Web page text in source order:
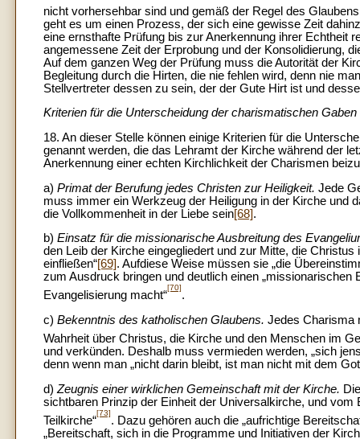
nicht vorhersehbar sind und gemäß der Regel des
geht es um einen Prozess, der sich eine gewisse Zeit
eine ernsthafte Prüfung bis zur Anerkennung ihrer Echtheit
angemessene Zeit der Erprobung und der Konsolidierung,
Auf dem ganzen Weg der Prüfung muss die Autorität der
Begleitung durch die Hirten, die nie fehlen wird, denn nie
Stellvertreter dessen zu sein, der der Gute Hirt ist und
Kriterien für die Unterscheidung der charismatischen Gaben
18. An dieser Stelle können einige Kriterien für die
genannt werden, die das Lehramt der Kirche während der
Anerkennung einer echten Kirchlichkeit der Charismen
a) Primat der Berufung jedes Christen zur Heiligkeit. Jede
muss immer ein Werkzeug der Heiligung in der Kirche und
die Vollkommenheit in der Liebe sein[68].
b) Einsatz für die missionarische Ausbreitung des
den Leib der Kirche eingegliedert und zur Mitte, die
einfließen“[69]. Aufdiese Weise müssen sie „die
zum Ausdruck bringen und deutlich einen „missionarischen
Evangelisierung macht“
[70]
.
c) Bekenntnis des katholischen Glaubens. Jedes Charisma
Wahrheit über Christus, die Kirche und den Menschen im
und verkünden. Deshalb muss vermieden werden, „sich
denn wenn man „nicht darin bleibt, ist man nicht mit dem
d) Zeugnis einer wirklichen Gemeinschaft mit der Kirche.
sichtbaren Prinzip der Einheit der Universalkirche, und
Teilkirche“
[73]
. Dazu gehören auch die „aufrichtige
„Bereitschaft, sich in die Programme und Initiativen der